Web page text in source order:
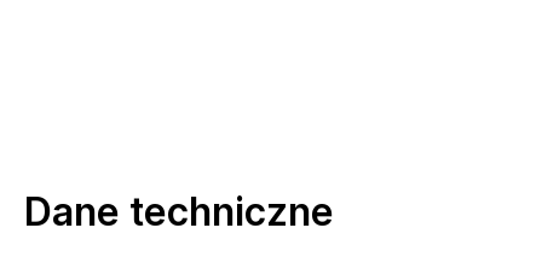
Dane techniczne